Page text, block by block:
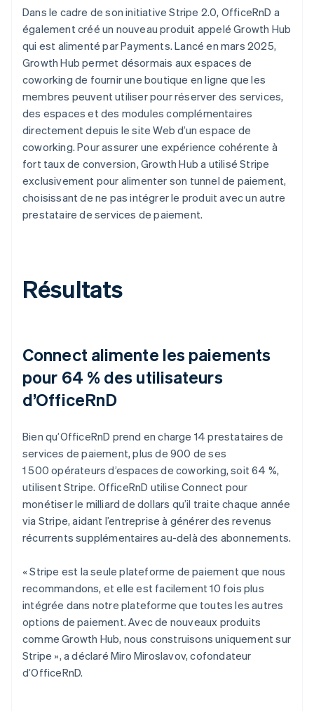
Dans le cadre de son initiative Stripe 2.0, OfficeRnD a
également créé un nouveau produit appelé Growth Hub
qui est alimenté par Payments. Lancé en mars 2025,
Growth Hub permet désormais aux espaces de
coworking de fournir une boutique en ligne que les
membres peuvent utiliser pour réserver des services,
des espaces et des modules complémentaires
directement depuis le site Web d’un espace de
coworking. Pour assurer une expérience cohérente à
fort taux de conversion, Growth Hub a utilisé Stripe
exclusivement pour alimenter son tunnel de paiement,
choisissant de ne pas intégrer le produit avec un autre
prestataire de services de paiement.
Résultats
Connect alimente les paiements
pour 64 % des utilisateurs
d’OfficeRnD
Bien qu’OfficeRnD prend en charge 14 prestataires de
services de paiement, plus de 900 de ses
1 500 opérateurs d’espaces de coworking, soit 64 %,
utilisent Stripe. OfficeRnD utilise Connect pour
monétiser le milliard de dollars qu’il traite chaque année
via Stripe, aidant l’entreprise à générer des revenus
récurrents supplémentaires au-delà des abonnements.
« Stripe est la seule plateforme de paiement que nous
recommandons, et elle est facilement 10 fois plus
intégrée dans notre plateforme que toutes les autres
options de paiement. Avec de nouveaux produits
comme Growth Hub, nous construisons uniquement sur
Stripe », a déclaré Miro Miroslavov, cofondateur
d’OfficeRnD.